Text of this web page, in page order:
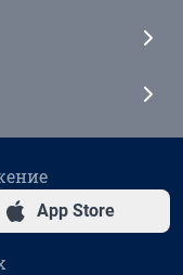
App Store